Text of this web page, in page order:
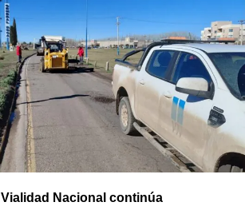
Vialidad Nacional continúa